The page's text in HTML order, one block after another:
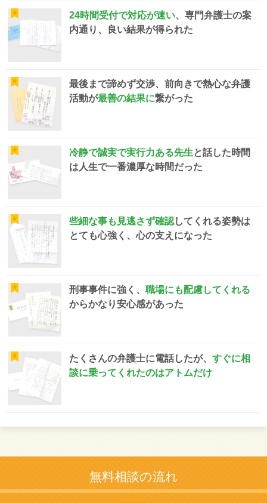
24時間受付で対応が速い、専門弁護士の案
内通り、良い結果が得られた
最後まで諦めず交渉、前向きで熱心な弁護
活動が最善の結果に繋がった
冷静で誠実で実行力ある先生と話した時間
は人生で一番濃厚な時間だった
些細な事も見逃さず確認してくれる姿勢は
とても心強く、心の支えになった
刑事事件に強く、 職場にも配慮してくれる
からかなり安心感があった
たくさんの弁護士に電話したが、 すぐに相
談に乗ってくれたのはアトムだけ
無料相談の流れ